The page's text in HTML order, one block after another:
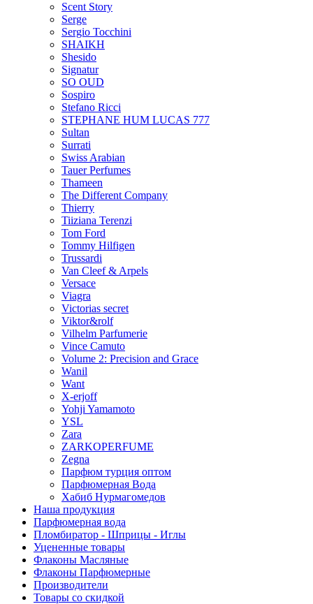
Scent Story
Serge
Sergio Tocchini
SHAIKH
Shesido
Signatur
SO OUD
Sospiro
Stefano Ricci
STEPHANE HUM LUCAS 777
Sultan
Surrati
Swiss Arabian
Tauer Perfumes
Thameen
The Different Company
Thierry
Tiiziana Terenzi
Tom Ford
Tommy Hilfigen
Trussardi
Van Cleef & Arpels
Versace
Viagra
Victorias secret
Viktor&rolf
Vilhelm Parfumerie
Vince Camuto
Volume 2: Precision and Grace
Wanil
Want
X-erjoff
Yohji Yamamoto
YSL
Zara
ZARKOPERFUME
Zegna
Парфюм турция оптом
Парфюмерная Вода
Хабиб Нурмагомедов
Наша продукция
Парфюмерная вода
Пломбиратор - Шприцы - Иглы
Уцененные товары
Флаконы Масляные
Флаконы Парфюмерные
Производители
Товары со скидкой